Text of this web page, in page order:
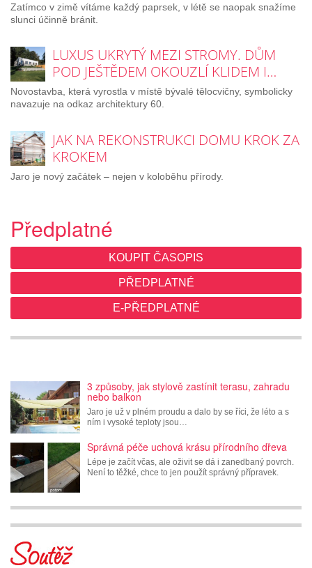
Zatímco v zimě vítáme každý paprsek, v létě se naopak snažíme
slunci účinně bránit.
LUXUS UKRYTÝ MEZI STROMY. DŮM
POD JEŠTĚDEM OKOUZLÍ KLIDEM I…
Novostavba, která vyrostla v místě bývalé tělocvičny, symbolicky
navazuje na odkaz architektury 60.
JAK NA REKONSTRUKCI DOMU KROK ZA
KROKEM
Jaro je nový začátek – nejen v koloběhu přírody.
Předplatné
KOUPIT ČASOPIS
PŘEDPLATNÉ
E-PŘEDPLATNÉ
3 způsoby, jak stylově zastínit terasu, zahradu
nebo balkon
Jaro je už v plném proudu a dalo by se říci, že léto a s
ním i vysoké teploty jsou…
Správná péče uchová krásu přírodního dřeva
Lépe je začít včas, ale oživit se dá i zanedbaný povrch.
Není to těžké, chce to jen použít správný přípravek.